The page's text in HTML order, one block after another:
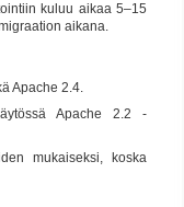
kuluu aikaa 5–15
aikana.
Apache 2.4.
Apache 2.2 -
mukaiseksi, koska